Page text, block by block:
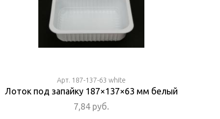
Арт. 187-137-63 white
Лоток под запайку 187×137×63 мм белый
7,84 руб.